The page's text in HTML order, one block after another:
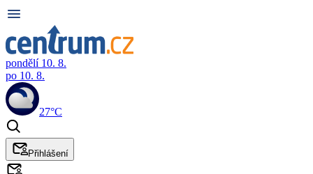
pondělí 10. 8.
po 10. 8.
27°C
Přihlášení